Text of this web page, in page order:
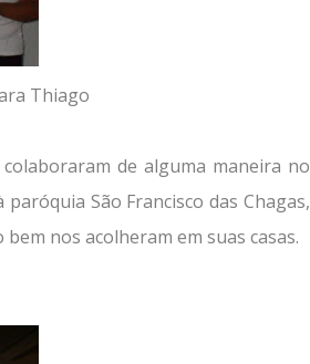
Thiago
de alguma maneira no
São Francisco das Chagas,
nos acolheram em suas casas.